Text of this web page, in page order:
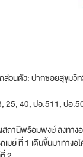
ส่วนตัว: ปากซอยสุขุมวิ
25, 40, ปอ.511, ปอ
ถานีพร้อมพงษ์ ลงทาง
เมย์ ที่ 1 เดินขึ้นมาทางอ